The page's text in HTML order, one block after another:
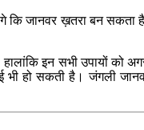
जानवर ख़तरा बन सकता
इन सभी उपायों को
सकती है। जंगली जानवरों